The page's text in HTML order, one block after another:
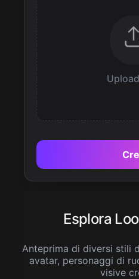
Esplora
Anteprima di diversi stili
avatar, personaggi di
visive